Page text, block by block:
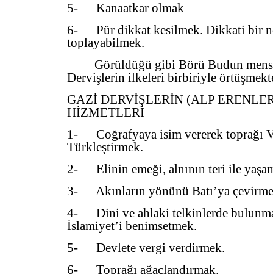
5- Kanaatkar olmak
6- Pür dikkat kesilmek. Dikkati bir
toplayabilmek.
Görüldüğü gibi Börü Budun
Dervişlerin ilkeleri birbiriyle
GAZİ DERVİŞLERİN (ALP
HİZMETLERİ
1- Coğrafyaya isim vererek toprağı
Türkleştirmek.
2- Elinin emeği, alnının teri ile
3- Akınların yönünü Batı’ya
4- Dini ve ahlaki telkinlerde
İslamiyet’i benimsetmek.
5- Devlete vergi verdirmek.
6- Toprağı ağaçlandırmak.